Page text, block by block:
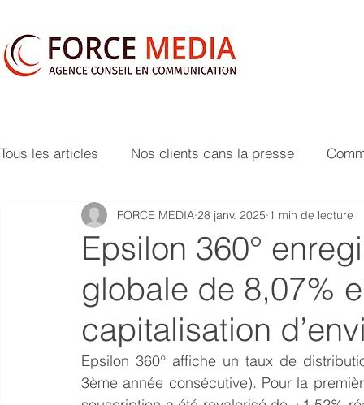
Tous les articles Nos clients dans la presse
Epsilon 360°
globale de 8,07%
capitalisation
FORCE MEDIA 28 janv. 2025 1 min de lecture
Epsilon 360° affiche un taux de
3ème année consécutive). Pour la